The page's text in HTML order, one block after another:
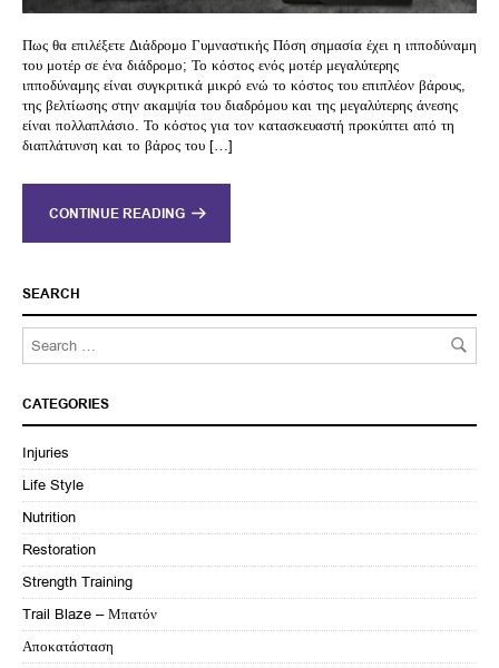
Πως θα επιλέξετε Διάδρομο Γυμναστικής Πόση σημασία έχει η ιπποδύναμη
του μοτέρ σε ένα διάδρομο; Το κόστος ενός μοτέρ μεγαλύτερης
ιπποδύναμης είναι συγκριτικά μικρό ενώ το κόστος του επιπλέον βάρους,
της βελτίωσης στην ακαμψία του διαδρόμου και της μεγαλύτερης άνεσης
είναι πολλαπλάσιο. Το κόστος για τον κατασκευαστή προκύπτει από τη
διαπλάτυνση και το βάρος του […]
CONTINUE READING
SEARCH
CATEGORIES
Injuries
Life Style
Nutrition
Restoration
Strength Training
Trail Blaze – Μπατόν
Αποκατάσταση